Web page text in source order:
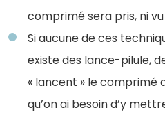
comprimé sera pris, ni
Si aucune de ces
existe des lance-pilule,
« lancent » le comprimé
qu’on ai besoin d’y